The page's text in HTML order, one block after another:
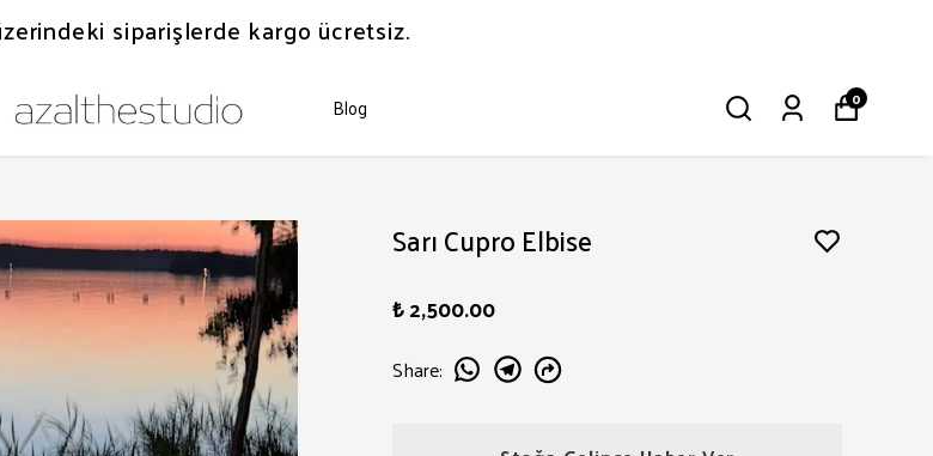
siparişlerde kargo ücretsiz.
Blog 0
Sarı Cupro Elbise
₺ 2,500.00
Share: